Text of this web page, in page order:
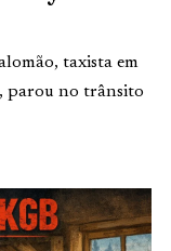
taxista em
parou no trânsito